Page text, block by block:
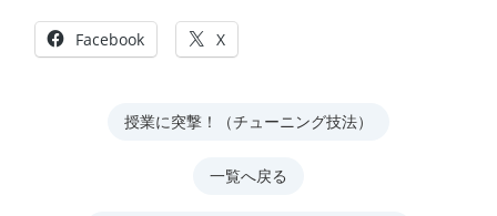
Facebook X
授業に突撃！（チューニング技法）
一覧へ戻る